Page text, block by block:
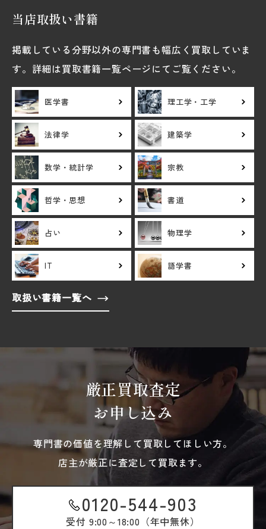
当店取扱い書籍
掲載している分野以外の専門書も幅広く買取していま
す。詳細は買取書籍一覧ページにてご覧ください。
医学書 理工学・工学
法律学 建築学
数学・統計学 宗教
哲学・思想 書道
占い 物理学
IT 語学書
取扱い書籍一覧へ
厳正買取査定
お申し込み
専門書の価値を理解して買取してほしい方。
店主が厳正に査定して買取ます。
0120-544-903
受付 9:00～18:00（年中無休）